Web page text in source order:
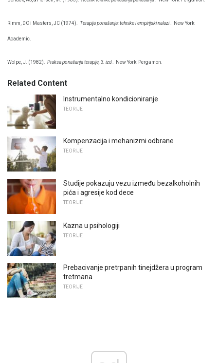
Rimm, DC i Masters, JC (1974). Terapija ponašanja: tehnike i empirijski nalazi. New York:
Academic.
Wolpe, J. (1982). Praksa ponašanja terapije, 3. izd. New York: Pergamon.
Related Content
Instrumentalno kondicioniranje
TEORIJE
Kompenzacija i mehanizmi odbrane
TEORIJE
Studije pokazuju vezu između bezalkoholnih
pića i agresije kod dece
TEORIJE
Kazna u psihologiji
TEORIJE
Prebacivanje pretrpanih tinejdžera u program
tretmana
TEORIJE